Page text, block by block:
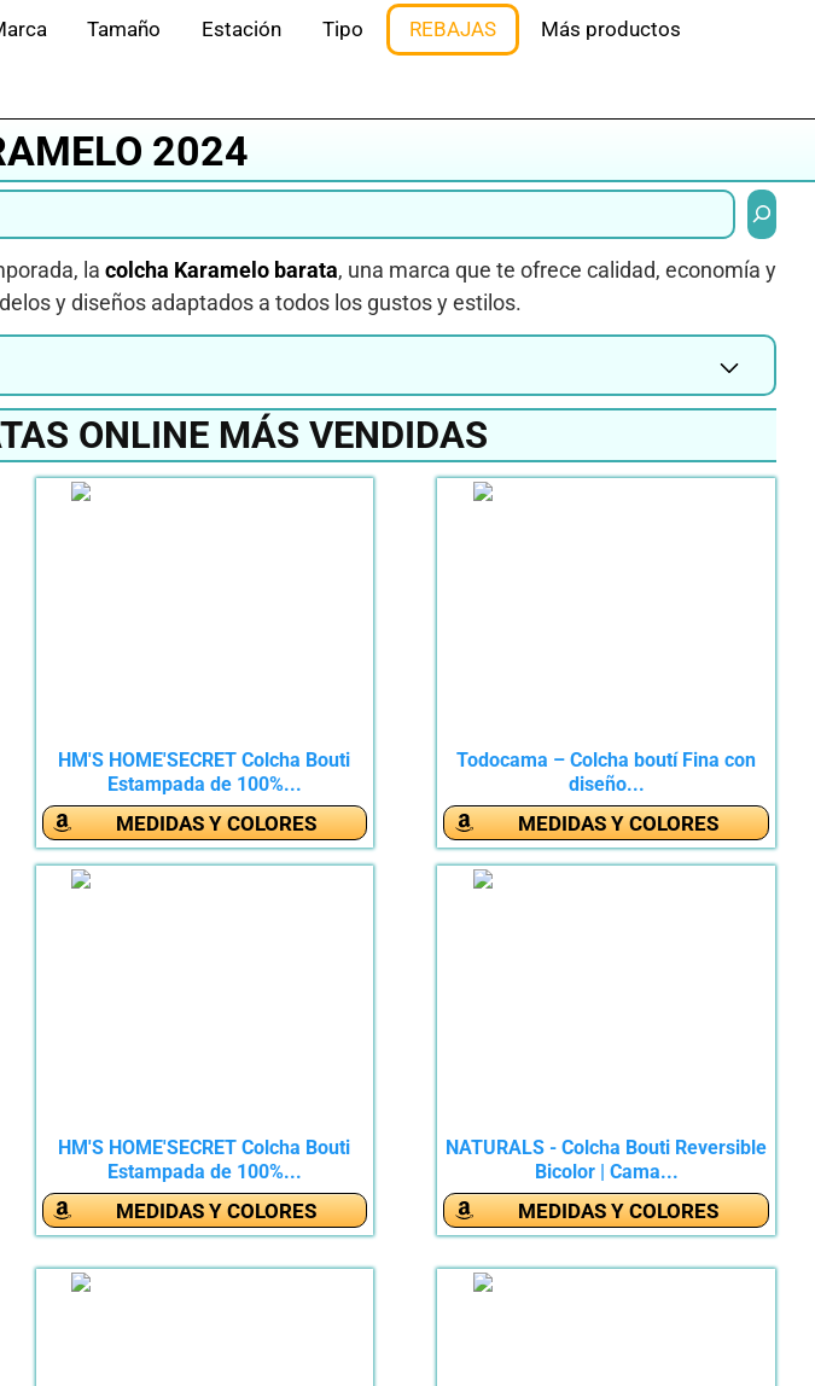
Tamaño Estación Tipo REBAJAS Más productos
2024
Buscar
la colcha Karamelo barata, una marca que te ofrece calidad, economía y
y diseños adaptados a todos los gustos y estilos.
ONLINE MÁS VENDIDAS
HM'S HOME'SECRET Colcha Bouti
Estampada de 100%...
MEDIDAS Y COLORES
Todocama – Colcha boutí Fina con
diseño...
MEDIDAS Y COLORES
HM'S HOME'SECRET Colcha Bouti
Estampada de 100%...
MEDIDAS Y COLORES
NATURALS - Colcha Bouti Reversible
Bicolor | Cama...
MEDIDAS Y COLORES